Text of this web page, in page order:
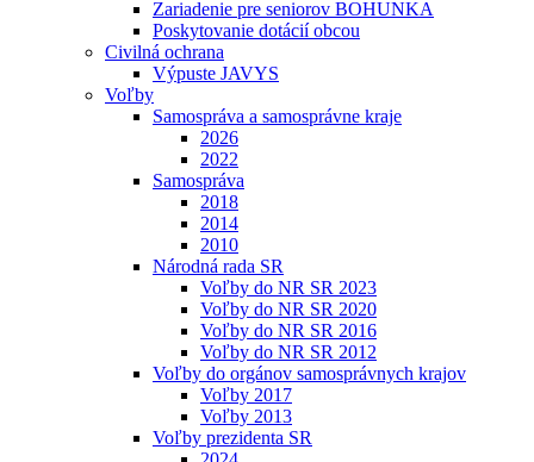
Zariadenie pre seniorov BOHUNKA
Poskytovanie dotácií obcou
Civilná ochrana
Výpuste JAVYS
Voľby
Samospráva a samosprávne kraje
2026
2022
Samospráva
2018
2014
2010
Národná rada SR
Voľby do NR SR 2023
Voľby do NR SR 2020
Voľby do NR SR 2016
Voľby do NR SR 2012
Voľby do orgánov samosprávnych krajov
Voľby 2017
Voľby 2013
Voľby prezidenta SR